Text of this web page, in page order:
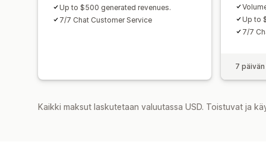
Up to $500 generated revenues.
7/7 Chat Customer Service
Up to
7/7
7
Kaikki maksut laskutetaan valuutassa USD. Toistuvat ja